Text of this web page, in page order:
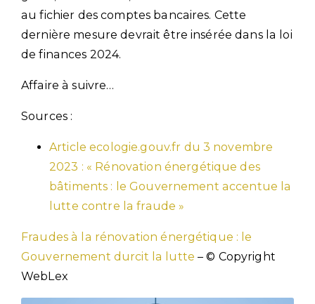
au fichier des comptes bancaires. Cette
dernière mesure devrait être insérée dans la loi
de finances 2024.
Affaire à suivre…
Sources :
Article ecologie.gouv.fr du 3 novembre
2023 : « Rénovation énergétique des
bâtiments : le Gouvernement accentue la
lutte contre la fraude »
Fraudes à la rénovation énergétique : le
Gouvernement durcit la lutte – © Copyright
WebLex